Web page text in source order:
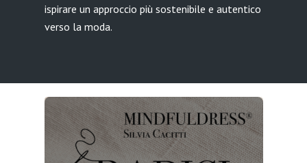
ispirare un approccio più sostenibile e autentico
verso la moda.